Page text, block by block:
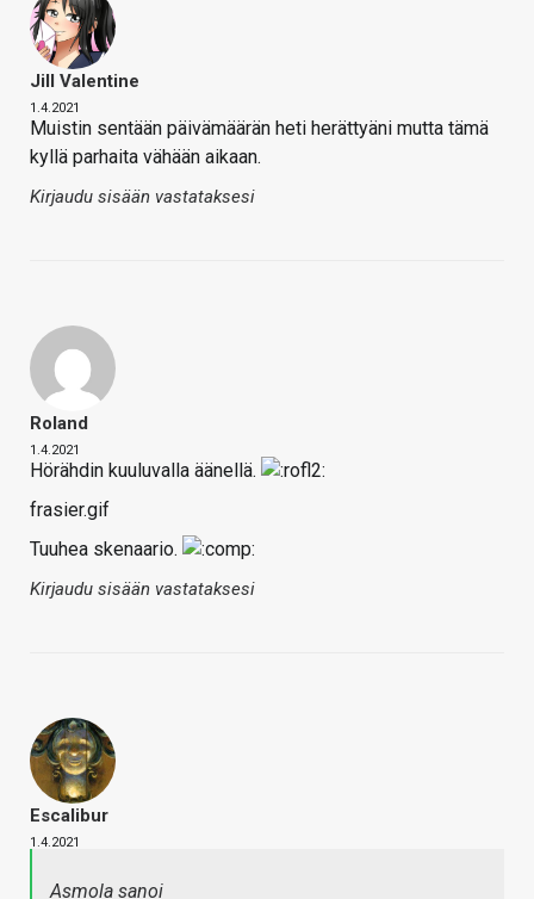
Jill Valentine
1.4.2021
Muistin sentään päivämäärän heti herättyäni mutta tämä
kyllä parhaita vähään aikaan.
Kirjaudu sisään vastataksesi
Roland
1.4.2021
Hörähdin kuuluvalla äänellä.
frasier.gif
Tuuhea skenaario.
Kirjaudu sisään vastataksesi
Escalibur
1.4.2021
Asmola sanoi